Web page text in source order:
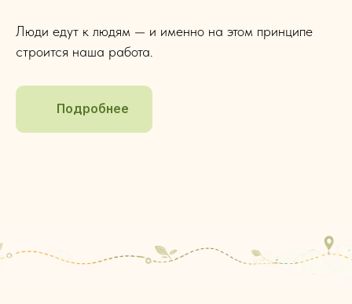
Люди едут к людям — и именно на этом принципе
строится наша работа.
Подробнее